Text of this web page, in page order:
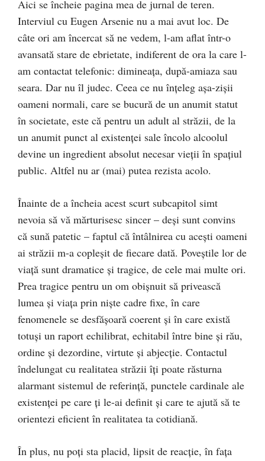
Aici se încheie pagina mea de jurnal de teren.
Interviul cu Eugen Arsenie nu a mai avut loc. De
câte ori am încercat să ne vedem, l-am aflat într-o
avansată stare de ebrietate, indiferent de ora la care l-
am contactat telefonic: dimineața, după-amiaza sau
seara. Dar nu îl judec. Ceea ce nu înțeleg așa-zișii
oameni normali, care se bucură de un anumit statut
în societate, este că pentru un adult al străzii, de la
un anumit punct al existenței sale încolo alcoolul
devine un ingredient absolut necesar vieții în spațiul
public. Altfel nu ar (mai) putea rezista acolo.
Înainte de a încheia acest scurt subcapitol simt
nevoia să vă mărturisesc sincer – deși sunt convins
că sună patetic – faptul că întâlnirea cu acești oameni
ai străzii m-a copleșit de fiecare dată. Poveștile lor de
viață sunt dramatice și tragice, de cele mai multe ori.
Prea tragice pentru un om obișnuit să privească
lumea și viața prin niște cadre fixe, în care
fenomenele se desfășoară coerent și în care există
totuși un raport echilibrat, echitabil între bine și rău,
ordine și dezordine, virtute și abjecție. Contactul
îndelungat cu realitatea străzii îți poate răsturna
alarmant sistemul de referință, punctele cardinale ale
existenței pe care ți le-ai definit și care te ajută să te
orientezi eficient în realitatea ta cotidiană.
În plus, nu poți sta placid, lipsit de reacție, în fața